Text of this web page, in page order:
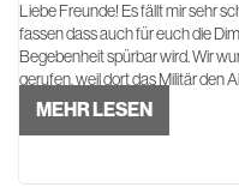
Liebe Freunde! Es fällt mir sehr
fassen dass auch für euch die
Begebenheit spürbar wird. Wir
gerufen, weil dort das Militär den
konnten uns ...
MEHR LESEN